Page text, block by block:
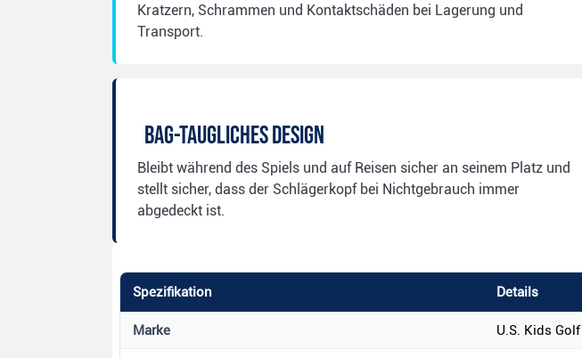
Kratzern, Schrammen und Kontaktschäden bei Lagerung und
Transport.
Bag-taugliches Design
Bleibt während des Spiels und auf Reisen sicher an seinem Platz und
stellt sicher, dass der Schlägerkopf bei Nichtgebrauch immer
abgedeckt ist.
Spezifikation Details
Marke U.S. Kids Golf